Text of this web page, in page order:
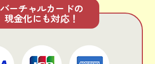
バーチャルカードの
現金化にも対応！